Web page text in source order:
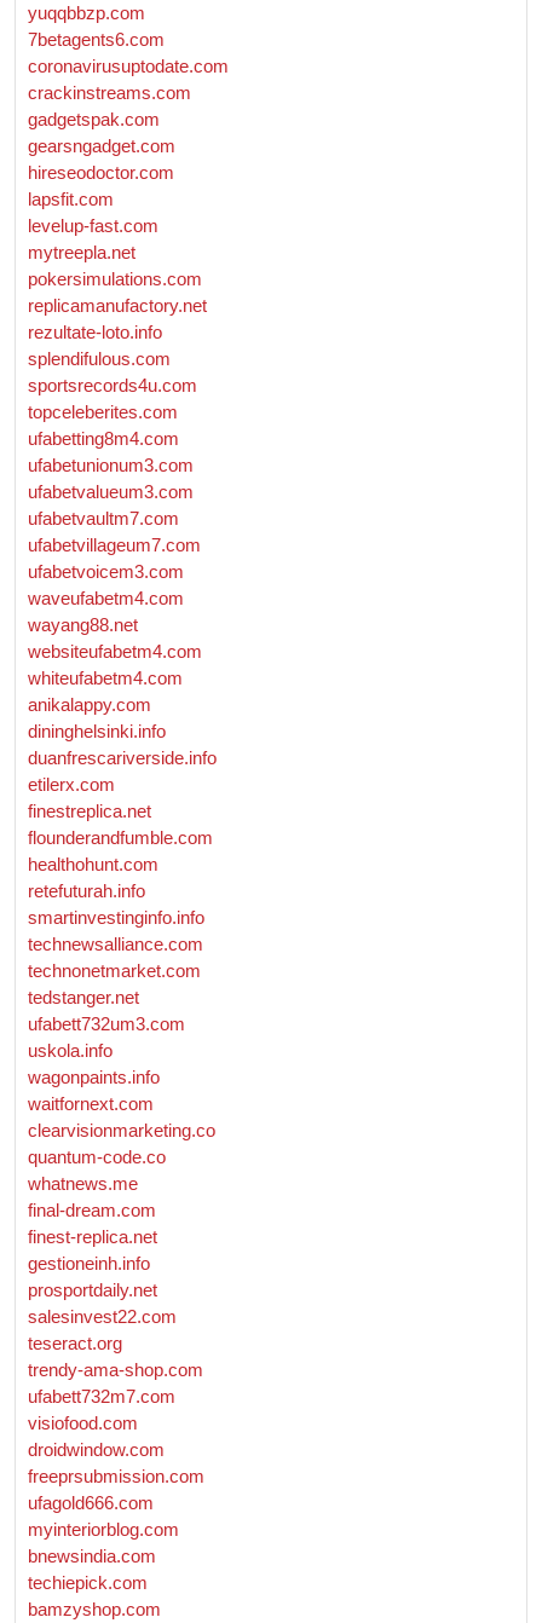
yuqqbbzp.com
7betagents6.com
coronavirusuptodate.com
crackinstreams.com
gadgetspak.com
gearsngadget.com
hireseodoctor.com
lapsfit.com
levelup-fast.com
mytreepla.net
pokersimulations.com
replicamanufactory.net
rezultate-loto.info
splendifulous.com
sportsrecords4u.com
topceleberites.com
ufabetting8m4.com
ufabetunionum3.com
ufabetvalueum3.com
ufabetvaultm7.com
ufabetvillageum7.com
ufabetvoicem3.com
waveufabetm4.com
wayang88.net
websiteufabetm4.com
whiteufabetm4.com
anikalappy.com
dininghelsinki.info
duanfrescariverside.info
etilerx.com
finestreplica.net
flounderandfumble.com
healthohunt.com
retefuturah.info
smartinvestinginfo.info
technewsalliance.com
technonetmarket.com
tedstanger.net
ufabett732um3.com
uskola.info
wagonpaints.info
waitfornext.com
clearvisionmarketing.co
quantum-code.co
whatnews.me
final-dream.com
finest-replica.net
gestioneinh.info
prosportdaily.net
salesinvest22.com
teseract.org
trendy-ama-shop.com
ufabett732m7.com
visiofood.com
droidwindow.com
freeprsubmission.com
ufagold666.com
myinteriorblog.com
bnewsindia.com
techiepick.com
bamzyshop.com